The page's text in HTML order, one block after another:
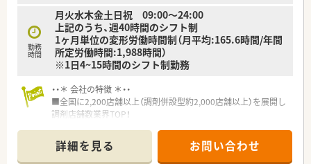
スが少ない環境です。
■眼科をメインに月間800枚から900枚の処方箋を応需しており、専門的なス
とができます。
■薬剤師と医療事務が各4名ずつ在籍し、施設在宅13件130名と居宅15名の患
密着型の薬局です。
【募集背景と求める人物像について】
■開局したばかりの綺麗な店舗ですが、在宅件数の急増に伴い体制を強化する
を急募しております。
を歓迎いたします。
※お車の運転が苦手な方は一度ご相談ください！
勤務
時間
月火水木金土日祝 09:00～24:00
上記のうち、週40時間のシフト制
1ヶ月単位の変形労働時間制（月平均:165.6時間/年間
所定労働時間:1,988時間）
※1日4~15時間のシフト制勤務
・・＊ 会社の特徴 ＊・・
■全国に2,200店舗以上（調剤併設型約2,000店舗以上）を展開し
調剤店舗数業界TOP！
頑張り次第で高給与も可能！
■経験や勤務コースによりますが、経験の少ない方でも500万前
詳細を見る お問い合わせ